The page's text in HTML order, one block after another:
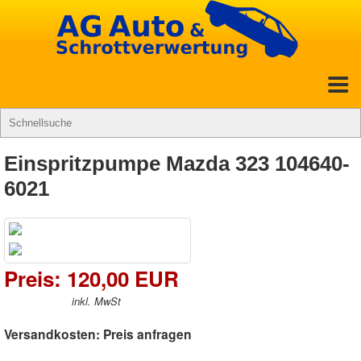
Einspritzpumpe Mazda 323 104640-
6021
Preis: 120,00 EUR
inkl. MwSt
Versandkosten: Preis anfragen